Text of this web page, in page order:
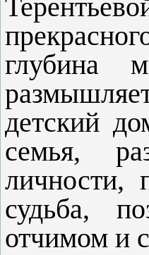
глубина
детский
семья,
личности,
судьба,
отчимом и